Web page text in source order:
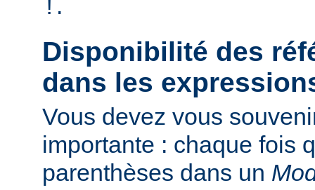
! .
Disponibilité des
dans les
Vous devez vous
importante : chaque fois
parenthèses dans un